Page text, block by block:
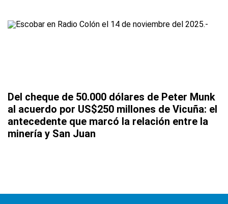
Del cheque de 50.000 dólares de Peter Munk
al acuerdo por US$250 millones de Vicuña: el
antecedente que marcó la relación entre la
minería y San Juan